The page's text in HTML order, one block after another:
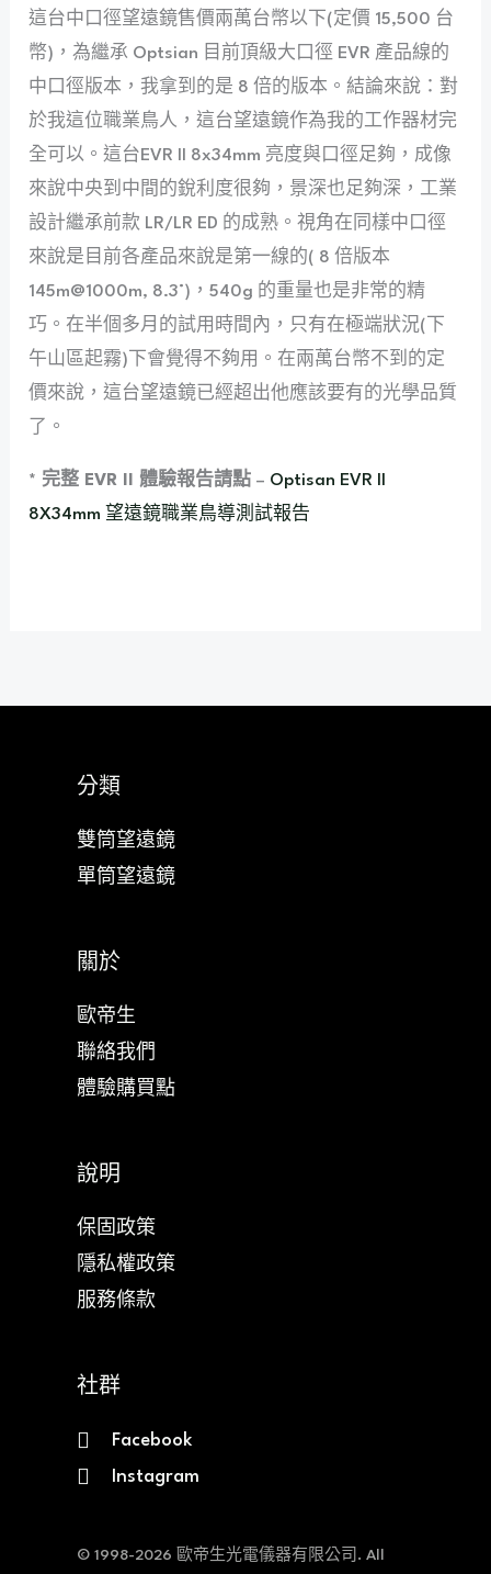
這台中口徑望遠鏡售價兩萬台幣以下(定價 15,500 台
幣)，為繼承 Optsian 目前頂級大口徑 EVR 產品線的
中口徑版本，我拿到的是 8 倍的版本。結論來說：對
於我這位職業鳥人，這台望遠鏡作為我的工作器材完
全可以。這台EVR II 8x34mm 亮度與口徑足夠，成像
來說中央到中間的銳利度很夠，景深也足夠深，工業
設計繼承前款 LR/LR ED 的成熟。視角在同樣中口徑
來說是目前各產品來說是第一線的( 8 倍版本
145m@1000m, 8.3°)，540g 的重量也是非常的精
巧。在半個多月的試用時間內，只有在極端狀況(下
午山區起霧)下會覺得不夠用。在兩萬台幣不到的定
價來說，這台望遠鏡已經超出他應該要有的光學品質
了。
* 完整 EVR II 體驗報告請點 – Optisan EVR II
8X34mm 望遠鏡職業鳥導測試報告
分類
雙筒望遠鏡
單筒望遠鏡
關於
歐帝生
聯絡我們
體驗購買點
說明
保固政策
隱私權政策
服務條款
社群
Facebook
Instagram
© 1998-2026 歐帝生光電儀器有限公司. All